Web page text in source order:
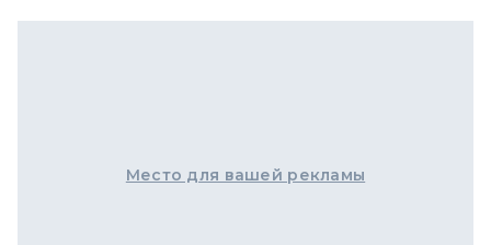
Место для вашей рекламы